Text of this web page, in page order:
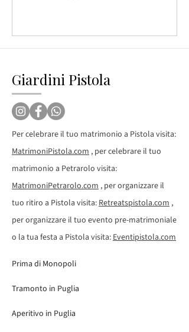
Giardini Pistola
Per celebrare il tuo matrimonio a Pistola visita:
MatrimoniPistola.com , per celebrare il tuo
matrimonio a Petrarolo visita:
MatrimoniPetrarolo.com , per organizzare il
tuo ritiro a Pistola visita:Retreatspistola.com ,
per organizzare il tuo evento pre-matrimoniale
o la tua festa a Pistola visita:Eventipistola.com
Prima di Monopoli
Tramonto in Puglia
Aperitivo in Puglia